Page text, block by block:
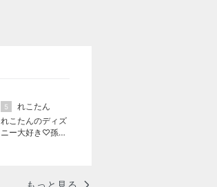
5
れこたん
れこたんのディズ
ニー大好き♡孫4
もっと見る